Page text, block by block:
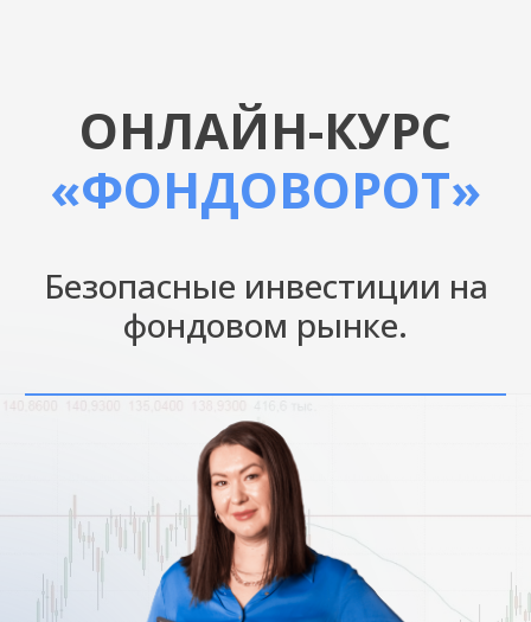
ОНЛАЙН-КУРС
«ФОНДОВОРОТ»
Безопасные инвестиции на